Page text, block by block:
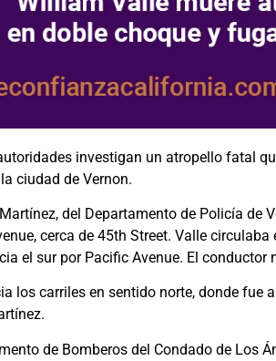
investigan un atropello fatal
ciudad de Vernon.
del Departamento de Policía de
cerca de 45th Street. Valle
el sur por Pacific Avenue. El conductor
los carriles en sentido norte, donde fue
de Bomberos del Condado de Los